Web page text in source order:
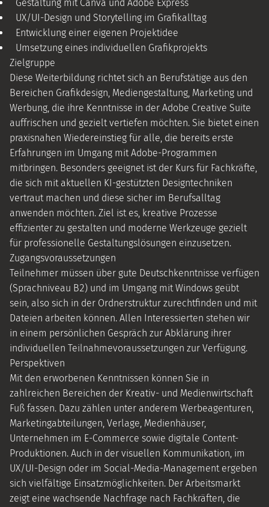
Gestaltung mit Canva und Adobe Express
UX/UI-Design und Storytelling im Grafikalltag
Entwicklung einer eigenen Projektidee
Umsetzung eines individuellen Grafikprojekts
Zielgruppe
Diese Weiterbildung richtet sich an Berufstätige aus den
Bereichen Grafikdesign, Mediengestaltung, Marketing und
Werbung, die ihre Kenntnisse in der Adobe Creative Suite
auffrischen und gezielt vertiefen möchten. Sie bietet einen
praxisnahen Wiedereinstieg für alle, die bereits erste
Erfahrungen im Umgang mit Adobe-Programmen
mitbringen. Besonders geeignet ist der Kurs für Fachkräfte,
die sich mit aktuellen KI-gestützten Designtechniken
vertraut machen und diese sicher im Berufsalltag
anwenden möchten. Ziel ist es, kreative Prozesse
effizienter zu gestalten und moderne Werkzeuge gezielt
für professionelle Gestaltungslösungen einzusetzen.
Zugangsvoraussetzungen
Teilnehmer müssen über gute Deutschkenntnisse verfügen
(Sprachniveau B2) und im Umgang mit Windows geübt
sein, also sich in der Ordnerstruktur zurechtfinden und mit
Dateien arbeiten können. Allen Interessierten stehen wir
in einem persönlichen Gespräch zur Abklärung ihrer
individuellen Teilnahmevoraussetzungen zur Verfügung.
Perspektiven
Mit den erworbenen Kenntnissen können Sie in
zahlreichen Bereichen der Kreativ- und Medienwirtschaft
Fuß fassen. Dazu zählen unter anderem Werbeagenturen,
Marketingabteilungen, Verlage, Medienhäuser,
Unternehmen im E-Commerce sowie digitale Content-
Produktionen. Auch in der visuellen Kommunikation, im
UX/UI-Design oder im Social-Media-Management ergeben
sich vielfältige Einsatzmöglichkeiten. Der Arbeitsmarkt
zeigt eine wachsende Nachfrage nach Fachkräften, die